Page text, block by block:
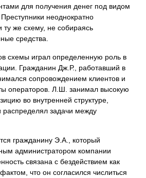
для получения денег под видом
неоднократно
ту же схему, не собираясь
средства.
схемы играл определенную роль в
Гражданин Дж.Р., работавший в
сопровождением клиентов и
операторов. Л.Ш. занимал высокую
во внутренней структуре,
распределял задачи между
гражданину Э.А., который
администратором компании
связана с бездействием как
что он согласился числиться